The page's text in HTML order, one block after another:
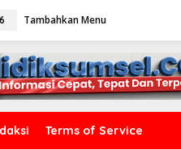
Tambahkan Menu
Terms of Service